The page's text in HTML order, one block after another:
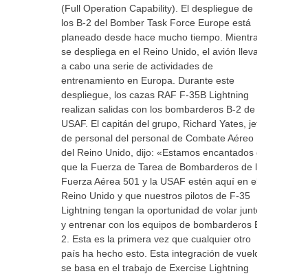
(Full Operation Capability). El despliegue de
los B-2 del Bomber Task Force Europe está
planeado desde hace mucho tiempo. Mientras
se despliega en el Reino Unido, el avión llevará
a cabo una serie de actividades de
entrenamiento en Europa. Durante este
despliegue, los cazas RAF F-35B Lightning
realizan salidas con los bombarderos B-2 de la
USAF. El capitán del grupo, Richard Yates, jefe
de personal del personal de Combate Aéreo
del Reino Unido, dijo: «Estamos encantados de
que la Fuerza de Tarea de Bombarderos de la
Fuerza Aérea 501 y la USAF estén aquí en el
Reino Unido y que nuestros pilotos de F-35
Lightning tengan la oportunidad de volar junto
y entrenar con los equipos de bombarderos B-
2. Esta es la primera vez que cualquier otro
país ha hecho esto. Esta integración de vuelo
se basa en el trabajo de Exercise Lightning